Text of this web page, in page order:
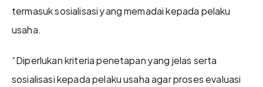
termasuk sosialisasi yang memadai kepada pelaku
usaha.
“Diperlukan kriteria penetapan yang jelas serta
sosialisasi kepada pelaku usaha agar proses evaluasi